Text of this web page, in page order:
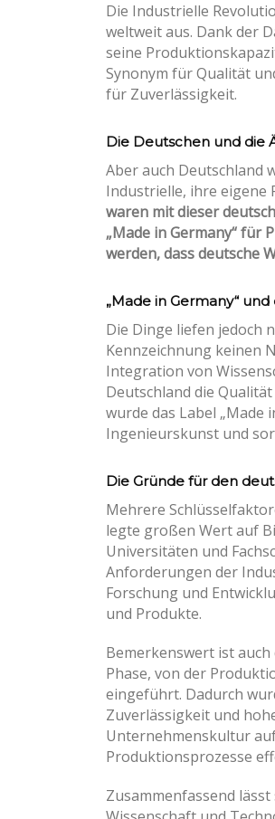
Die Industrielle
weltweit aus. Dank der
seine
Synonym für Qualität
für Zuverlässigkeit.
Die Deutschen und die
Aber auch Deutschland
Industrielle, ihre eigene
waren mit dieser
„Made in Germany“ für
werden, dass deutsche
„Made in Germany“
Die Dinge liefen jedoch
Kennzeichnung keinen
Integration von
Deutschland die
wurde das Label „Made
Ingenieurskunst und
Die Gründe für den
Mehrere
legte großen Wert auf
Universitäten und
Anforderungen der
Forschung und
und Produkte.
Bemerkenswert ist
Phase, von der
eingeführt. Dadurch
Zuverlässigkeit und
Unternehmenskultur
Produktionsprozesse
Zusammenfassend